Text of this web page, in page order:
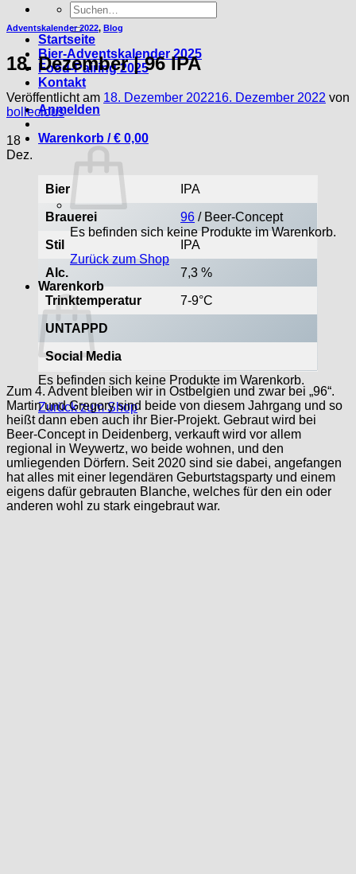
Suche
nach:
Startseite
Bier-Adventskalender 2025
Food-Pairing 2025
Kontakt
Anmelden
Warenkorb /€ 0,00
Es befinden sich keine Produkte im Warenkorb.
Zurück zum Shop
Warenkorb
Es befinden sich keine Produkte im Warenkorb.
Zurück zum Shop
Adventskalender 2022, Blog
18. Dezember | 96 IPA
Veröffentlicht am 18. Dezember 202216. Dezember 2022 von
bollecious
18
Dez.
Bier IPA
Brauerei 96 / Beer-Concept
Stil IPA
Alc. 7,3 %
Trinktemperatur 7-9°C
UNTAPPD
Social Media
Zum 4. Advent bleiben wir in Ostbelgien und zwar bei „96“.
Martin und Gregory sind beide von diesem Jahrgang und so
heißt dann eben auch ihr Bier-Projekt. Gebraut wird bei
Beer-Concept in Deidenberg, verkauft wird vor allem
regional in Weywertz, wo beide wohnen, und den
umliegenden Dörfern. Seit 2020 sind sie dabei, angefangen
hat alles mit einer legendären Geburtstagsparty und einem
eigens dafür gebrauten Blanche, welches für den ein oder
anderen wohl zu stark eingebraut war.